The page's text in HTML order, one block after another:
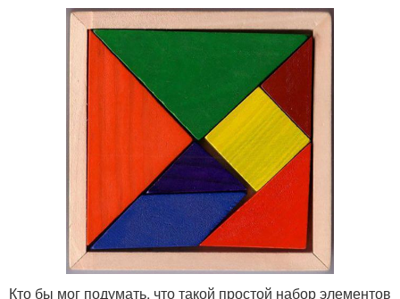
Кто бы мог подумать, что такой простой набор элементов